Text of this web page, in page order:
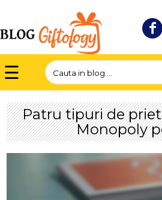
☰
Patru tipuri de
Monopoly